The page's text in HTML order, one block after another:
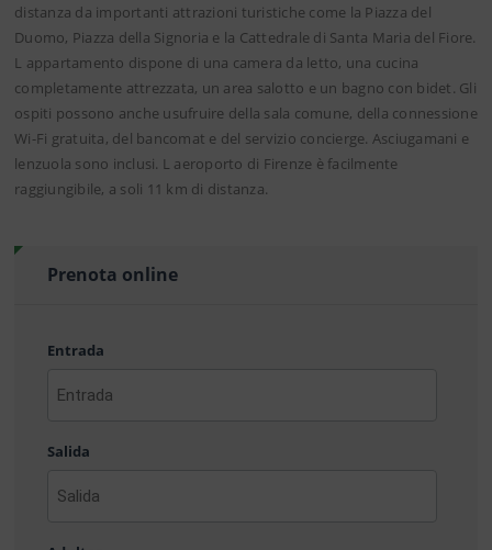
distanza da importanti attrazioni turistiche come la Piazza del
Duomo, Piazza della Signoria e la Cattedrale di Santa Maria del Fiore.
L appartamento dispone di una camera da letto, una cucina
completamente attrezzata, un area salotto e un bagno con bidet. Gli
ospiti possono anche usufruire della sala comune, della connessione
Wi-Fi gratuita, del bancomat e del servizio concierge. Asciugamani e
lenzuola sono inclusi. L aeroporto di Firenze è facilmente
raggiungibile, a soli 11 km di distanza.
Prenota online
Entrada
AAAA
MM
DD
Salida
AAAA